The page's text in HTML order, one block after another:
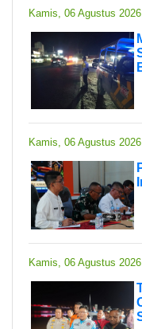
Kamis, 06 Agustus 2026
Kamis, 06 Agustus 2026
Kamis, 06 Agustus 2026